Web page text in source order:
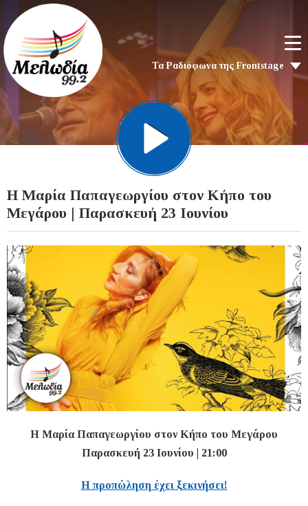
Τα Ραδιόφωνα της Frontstage
H Μαρία Παπαγεωργίου στον Κήπο του
Μεγάρου | Παρασκευή 23 Ιουνίου
H Μαρία Παπαγεωργίου στον Κήπο του Μεγάρου
Παρασκευή 23 Ιουνίου | 21:00
Η προπώληση έχει ξεκινήσει!